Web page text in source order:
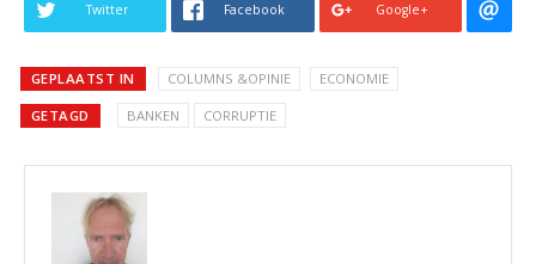
Twitter Facebook Google+
GEPLAATST IN COLUMNS &OPINIE ECONOMIE
GETAGD BANKEN CORRUPTIE